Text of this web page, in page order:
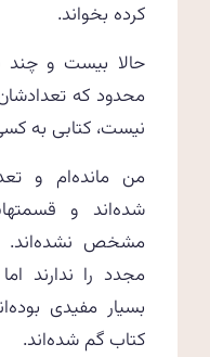
کرده بخواند.
حالا بیست و
محدود که
نیست، کتابی به
من مانده‌ام و
شده‌اند و
مشخص نشده‌اند.
مجدد را ندارند
بسیار مفیدی
کتاب گم شده‌اند.